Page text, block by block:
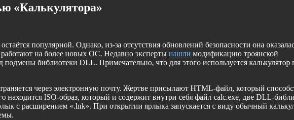
«Калькулятора»
популярной. Однако, из-за отсутствия обновлений безопасности она
на более новых ОС. Недавно эксперты нашли модификацию троянской
подмены библиотеки DLL. Примечательно, что для этого используется калькулятор
через электронную почту. Жертве присылают HTML-файл, который
находится ISO-образ, который и содержит внутри себя файл calc.exe, две DLL-
с расширением «.lnk». При открытии ярлыка запускается с виду обычный